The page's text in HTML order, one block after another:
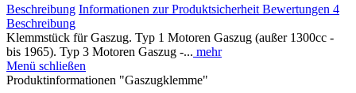
Beschreibung Informationen zur Produktsicherheit Bewertungen 4
Beschreibung
Klemmstück für Gaszug. Typ 1 Motoren Gaszug (außer 1300cc -
bis 1965). Typ 3 Motoren Gaszug -... mehr
Menü schließen
Produktinformationen "Gaszugklemme"